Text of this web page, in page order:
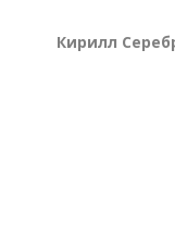
Кирилл